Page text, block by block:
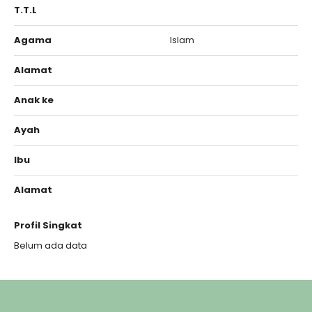
T.T.L
Agama Islam
Alamat
Anak ke
Ayah
Ibu
Alamat
Profil Singkat
Belum ada data